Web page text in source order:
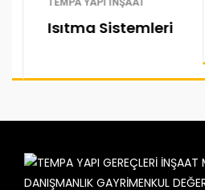
Isıtma Sistemleri